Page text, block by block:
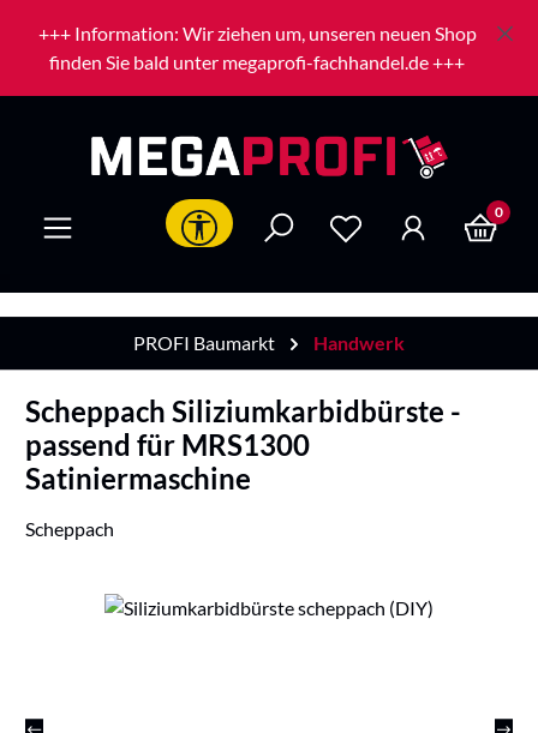
Zum Hauptinhalt springen
+++ Information: Wir ziehen um, unseren neuen Shop
finden Sie bald unter megaprofi-fachhandel.de +++
Werkzeugleiste anzeigen 0
PROFI Baumarkt Handwerk
Scheppach Siliziumkarbidbürste -
passend für MRS1300
Satiniermaschine
Scheppach
Bildergalerie überspringen